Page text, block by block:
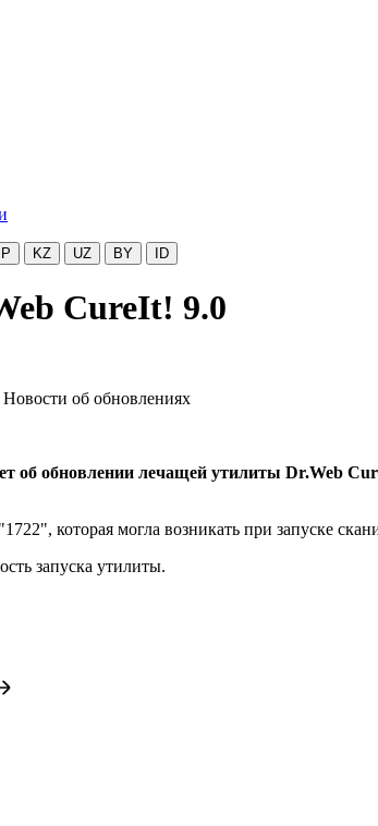
KZ UZ BY ID
CureIt! 9.0
об обновлениях
об обновлении лечащей утилиты Dr.Web
которая могла возникать при запуске
запуска утилиты.